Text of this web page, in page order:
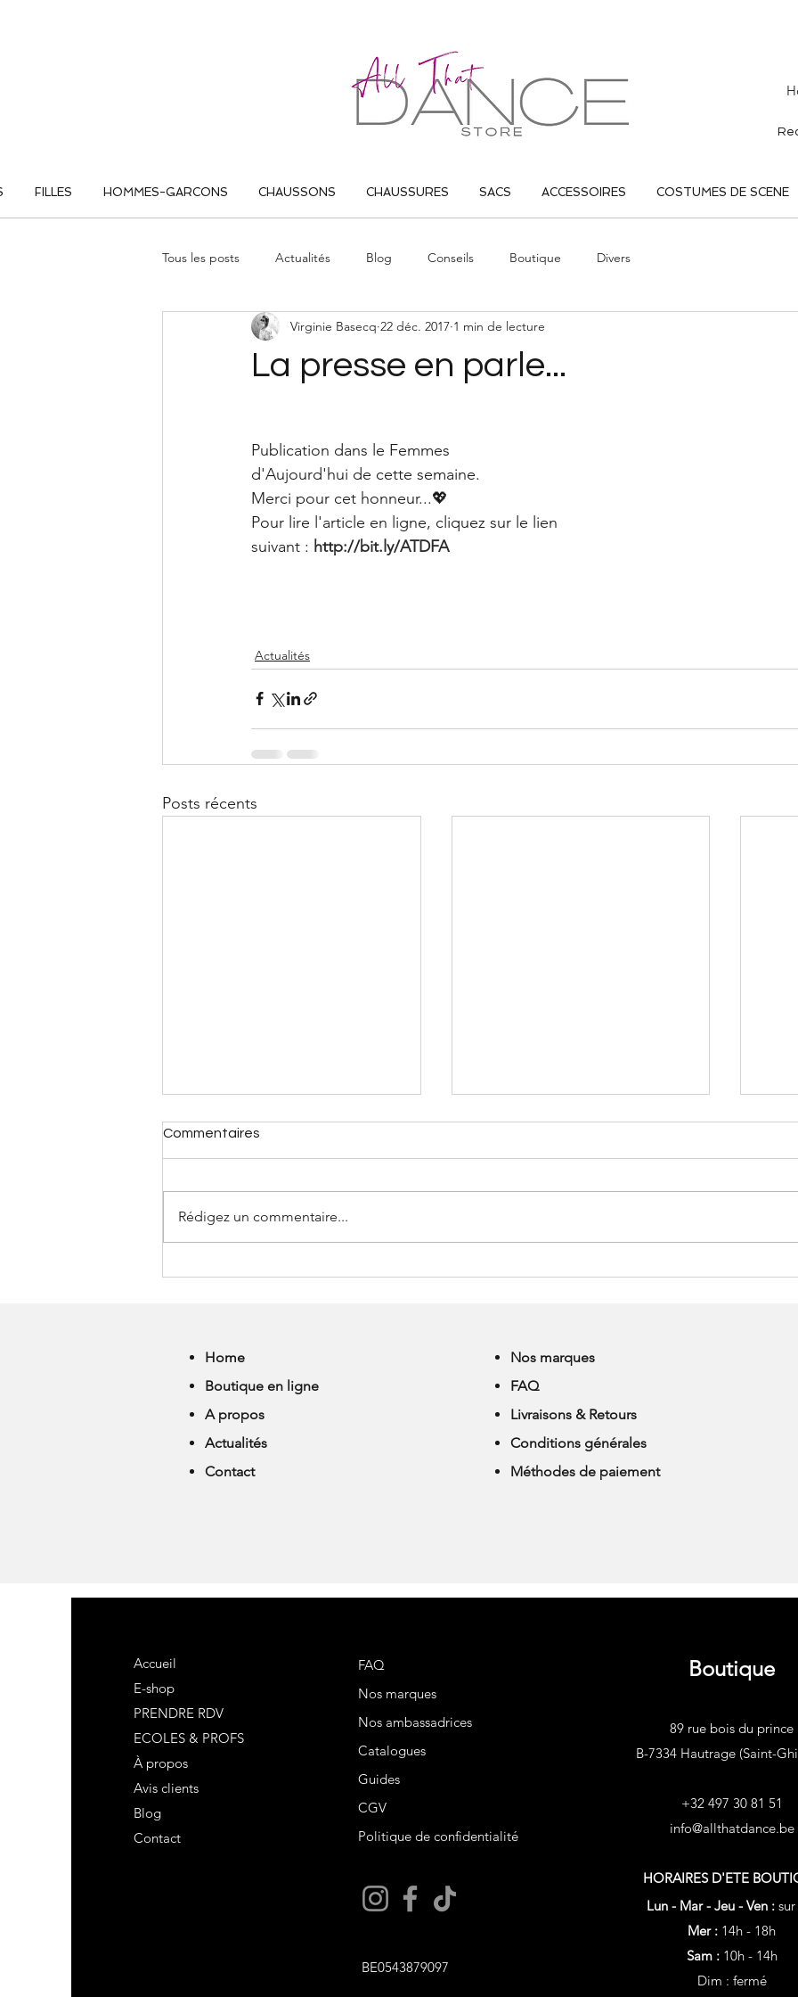
FILLES HOMMES-GARCONS CHAUSSONS CHAUSSURES SACS ACCESSOIRES COSTUMES DE SCENE
Tous les posts Actualités Blog Conseils Boutique Divers
La presse en parle...
Virginie Basecq 22 déc. 2017 1 min de lecture
Publication dans le Femmes
d'Aujourd'hui de cette semaine.
Merci pour cet honneur...💖
Pour lire l'article en ligne, cliquez sur le lien
suivant : http://bit.ly/ATDFA
Actualités
Posts récents
Commentaires
Rédigez un commentaire...
Home
Boutique en ligne
A propos
Actualités
Contact
Nos marques
FAQ
Livraisons & Retours
Conditions générales
Méthodes de paiement
Accueil
E-shop
PRENDRE RDV
ECOLES & PROFS
À propos
Avis clients
Blog
Contact
FAQ
Nos marques
Nos ambassadrices
Catalogues
Guides
CGV
Politique de confidentialité
BE0543879097
Boutique
89 rue bois du prince
B-7334 Hautrage (Saint-
+32 497 30 81 51
info@allthatdance.be
HORAIRES D'ETE
Lun - Mar - Jeu - Ven :
Mer : 14h - 18h
Sam : 10h - 14h
Dim : fermé